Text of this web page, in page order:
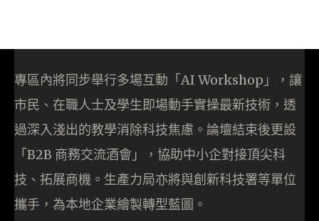
專區內將同步舉行多場互動「AI Workshop」，讓
市民、在職人士及學生即場動手實操最新技術，透
過深入淺出的教學消除科技焦慮。論壇結束後更設
「B2B 商務交流酒會」，協助中小企對接頂尖科
技、拓展商機。生產力局亦將與創新科技署等單位
攜手，為本地企業繪製轉型藍圖。